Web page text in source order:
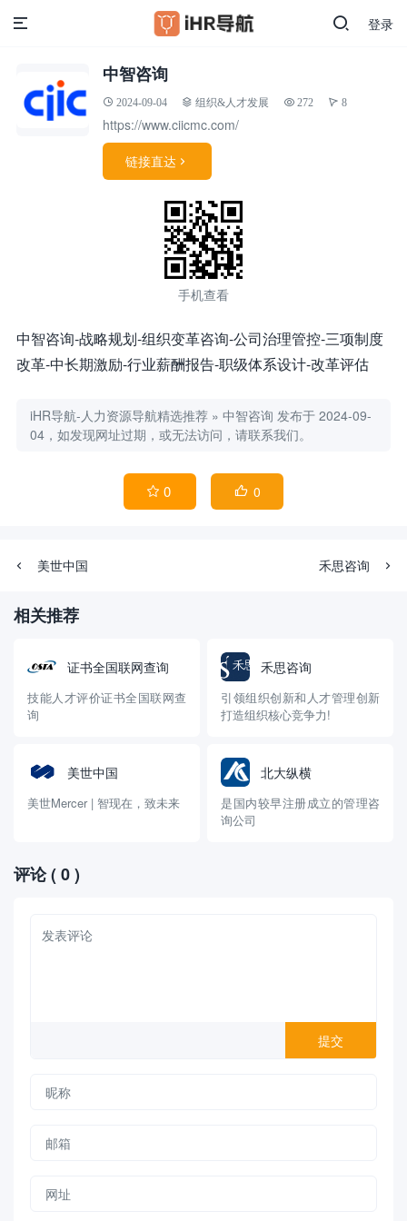
登录
中智咨询
2024-09-04 组织&人才发展 272 8
https://www.ciicmc.com/
链接直达 
手机查看
中智咨询-战略规划-组织变革咨询-公司治理管控-三项制度
改革-中长期激励-行业薪酬报告-职级体系设计-改革评估
iHR导航-人力资源导航精选推荐 » 中智咨询 发布于 2024-09-
04，如发现网址过期，或无法访问，请联系我们。
 0  0
美世中国 禾思咨询
相关推荐
证书全国联网查询
技能人才评价证书全国联网查
询
禾思咨询
引领组织创新和人才管理创新
打造组织核心竞争力!
美世中国
美世Mercer | 智现在，致未来
北大纵横
是国内较早注册成立的管理咨
询公司
评论( 0 )